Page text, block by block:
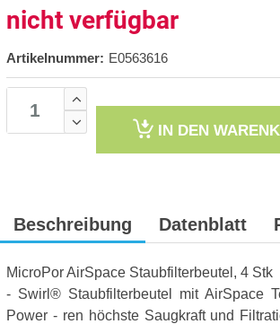
nicht verfügbar
Artikelnummer: E0563616
IN DEN
Beschreibung Datenblatt
MicroPor AirSpace Staubfilterbeutel, 4 Stk
- Swirl® Staubfilterbeutel mit AirSpace
Power - ren höchste Saugkraft und